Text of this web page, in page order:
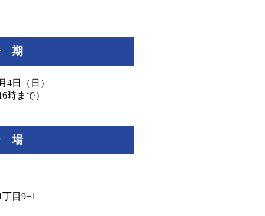
期
4日（日）
時まで）
場
目9−1